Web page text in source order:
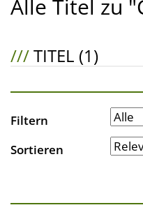
Alle Titel zu
///TITEL (1)
Filtern
Sortieren